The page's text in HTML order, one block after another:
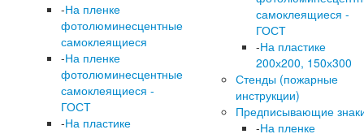
-На пленке
фотолюминесцентные
самоклеящиеся
-На пленке
фотолюминесцентные
самоклеящиеся -
ГОСТ
-На пластике
самоклеящиеся -
ГОСТ
-На пластике
200х200, 150х300
Стенды (пожарные
инструкции)
Предписывающие
-На пленке